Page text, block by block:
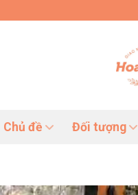
Chủ đề Đối tượng